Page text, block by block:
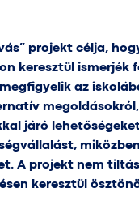
projekt célja,
keresztül ismerjék
az
járó
A projekt nem
keresztül